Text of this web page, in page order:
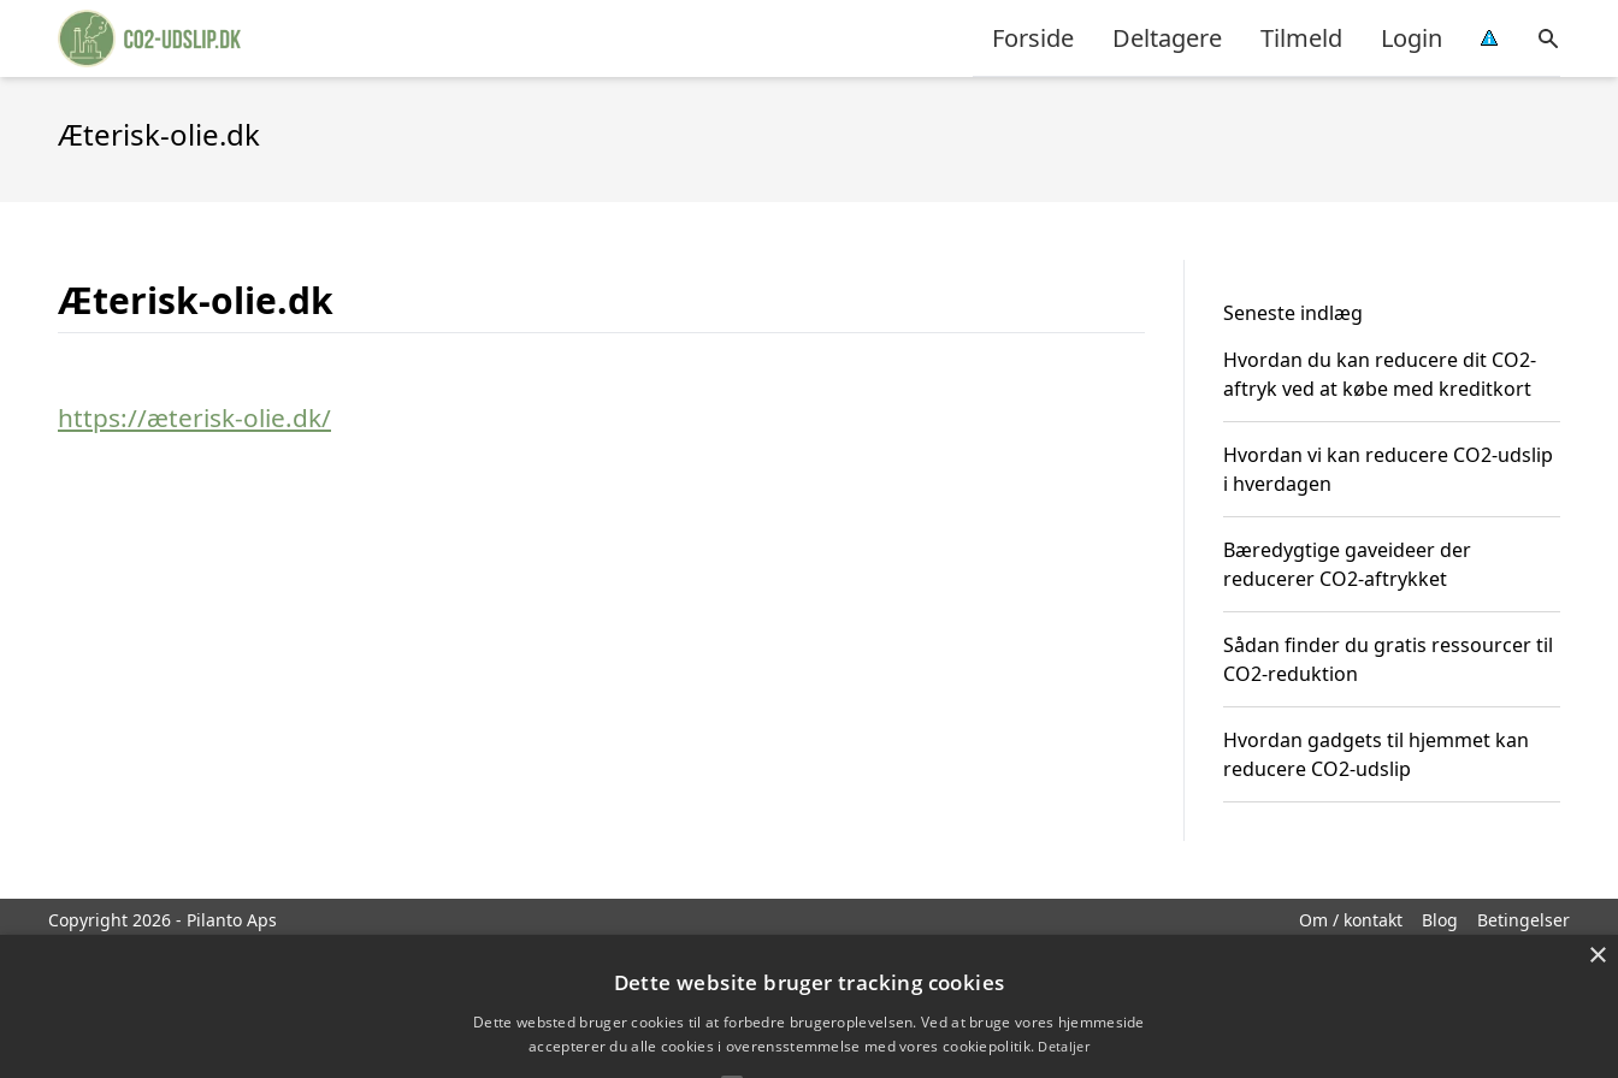
Forside Deltagere Tilmeld Login
Æterisk-olie.dk
Æterisk-olie.dk
https://æterisk-olie.dk/
Seneste indlæg
Hvordan du kan reducere dit CO2-
aftryk ved at købe med kreditkort
Hvordan vi kan reducere CO2-udslip
i hverdagen
Bæredygtige gaveideer der
reducerer CO2-aftrykket
Sådan finder du gratis ressourcer til
CO2-reduktion
Hvordan gadgets til hjemmet kan
reducere CO2-udslip
Copyright 2026 - Pilanto Aps Om / kontakt Blog Betingelser
×
Dette website bruger tracking cookies
Dette websted bruger cookies til at forbedre brugeroplevelsen. Ved at bruge vores hjemmeside
accepterer du alle cookies i overensstemmelse med vores cookiepolitik. Detaljer